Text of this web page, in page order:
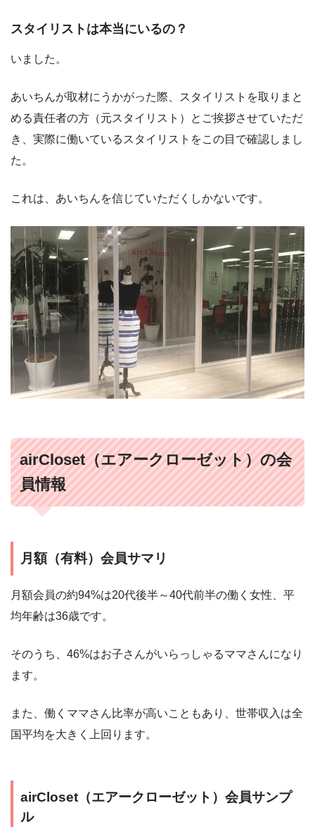
スタイリストは本当にいるの？
いました。
あいちんが取材にうかがった際、スタイリストを取りまと
める責任者の方（元スタイリスト）とご挨拶させていただ
き、実際に働いているスタイリストをこの目で確認しまし
た。
これは、あいちんを信じていただくしかないです。
airCloset（エアークローゼット）の会
員情報
月額（有料）会員サマリ
月額会員の約94%は20代後半～40代前半の働く女性、平
均年齢は36歳です。
そのうち、46%はお子さんがいらっしゃるママさんになり
ます。
また、働くママさん比率が高いこともあり、世帯収入は全
国平均を大きく上回ります。
airCloset（エアークローゼット）会員サンプ
ル